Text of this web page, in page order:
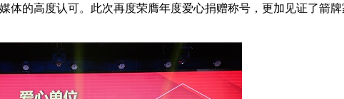
的高度认可。此次再度荣膺年度爱心捐赠称号，更加见证了箭